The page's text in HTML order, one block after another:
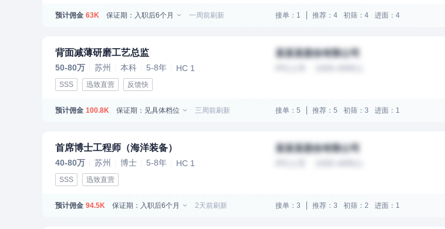
预计佣金 63K 保证期：入职后6个月 一周前刷新 接单：1 推荐：4 初筛：4 进面：4
背面减薄研磨工艺总监
50-80万 苏州 本科 5-8年 HC 1
SSS 迅致直营 反馈快
某某某股份有限公司
预计佣金 100.8K 保证期：见具体档位 三周前刷新 接单：5 推荐：5 初筛：3 进面：1
首席博士工程师（海洋装备）
40-80万 苏州 博士 5-8年 HC 1
SSS 迅致直营
某某某股份有限公司
预计佣金 94.5K 保证期：入职后6个月 2天前刷新 接单：3 推荐：3 初筛：2 进面：1